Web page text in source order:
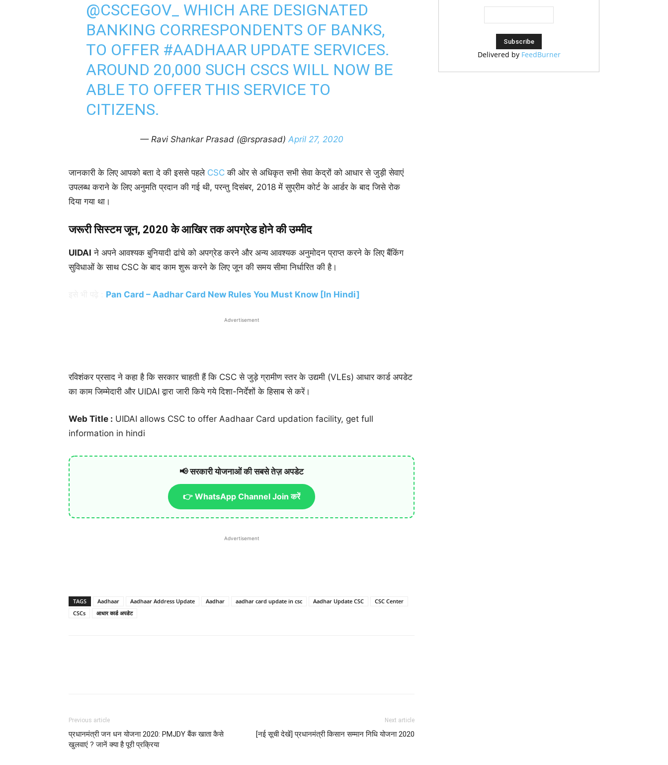
@CSCEGOV_ WHICH ARE DESIGNATED
BANKING CORRESPONDENTS OF BANKS,
TO OFFER #AADHAARUPDATE SERVICES.
AROUND 20,000 SUCH CSCS WILL NOW BE
ABLE TO OFFER THIS SERVICE TO
CITIZENS.
— Ravi Shankar Prasad (@rsprasad) April 27, 2020
जानकारी के लिए आपको बता दे की इससे पहले CSC की ओर से अधिकृत सभी सेवा केद्रों को आधार से जुड़ी सेवाएं
उपलब्ध कराने के लिए अनुमति प्रदान की गई थी, परन्तु दिसंबर, 2018 में सुप्रीम कोर्ट के आर्डर के बाद जिसे रोक
दिया गया था।
जरूरी सिस्टम जून, 2020 के आखिर तक अपग्रेड होने की उम्मीद
UIDAI ने अपने आवश्यक बुनियादी ढांचे को अपग्रेड करने और अन्य आवश्यक अनुमोदन प्राप्त करने के लिए बैंकिंग
सुविधाओं के साथ CSC के बाद काम शुरू करने के लिए जून की समय सीमा निर्धारित की है।
Pan Card – Aadhar Card New Rules You Must Know [In Hindi]
Advertisement
रविशंकर प्रसाद ने कहा है कि सरकार चाहती हैं कि CSC से जुड़े ग्रामीण स्तर के उद्यमी (VLEs) आधार कार्ड अपडेट
का काम जिम्मेदारी और UIDAI द्वारा जारी किये गये दिशा-निर्देशों के हिसाब से करें।
Web Title : UIDAI allows CSC to offer Aadhaar Card updation facility, get full
information in hindi
📢 सरकारी योजनाओं की सबसे तेज़ अपडेट
👉 WhatsApp Channel Join करें
Advertisement
TAGS Aadhaar Aadhaar Address Update Aadhar aadhar card update in csc Aadhar Update CSC
CSC Center
CSCs
आधार कार्ड अपडेट
Previous article
प्रधानमंत्री जन धन योजना 2020: PMJDY बैंक खाता कैसे
खुलवाएं ? जानें क्या है पूरी प्रक्रिया
Next article
[नई सूची देखें] प्रधानमंत्री किसान सम्मान निधि योजना 2020
Delivered by FeedBurner